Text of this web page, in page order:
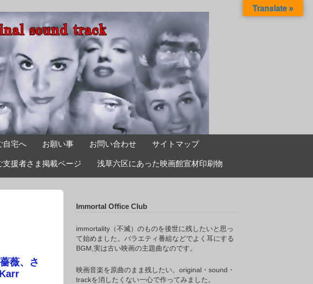
自宅へ お願い事 お問い合わせ サイトマップ
支援者さま掲載ページ 浅草六区にあった映画館宣材印刷物
薇、さ
Immortal Office Club
immortality（不滅）のものを後世に残したいと思っ
て始めました。バラエティ番組などでよく耳にする
BGM,実は古い映画の主題曲なのです。
映画音楽を原曲のまま残したい。original・sound・
trackを消したくない一心で作ってみました。
Translate »